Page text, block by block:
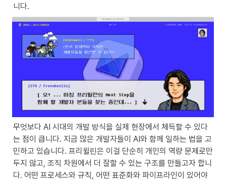
니다.
무엇보다 AI 시대의 개발 방식을 실제 현장에서 체득할 수 있다
는 점이 큽니다. 지금 많은 개발자들이 AI와 함께 일하는 법을 고
민하고 있습니다. 프리윌린은 이걸 단순히 개인의 역량 문제로만
두지 않고, 조직 차원에서 더 잘할 수 있는 구조를 만들고자 합니
다. 어떤 프로세스와 규칙, 어떤 표준화와 파이프라인이 있어야